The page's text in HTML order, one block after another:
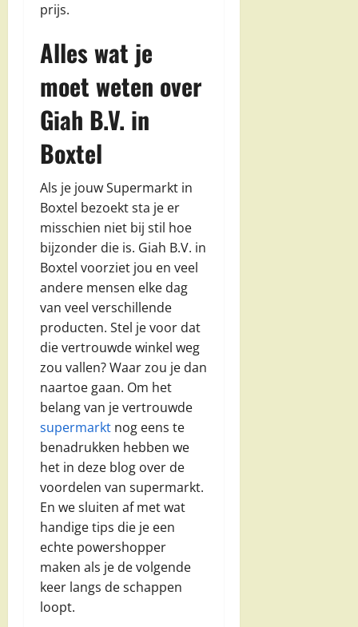
prijs.
Alles wat je
moet weten over
Giah B.V. in
Boxtel
Als je jouw Supermarkt in
Boxtel bezoekt sta je er
misschien niet bij stil hoe
bijzonder die is. Giah B.V. in
Boxtel voorziet jou en veel
andere mensen elke dag
van veel verschillende
producten. Stel je voor dat
die vertrouwde winkel weg
zou vallen? Waar zou je dan
naartoe gaan. Om het
belang van je vertrouwde
supermarkt nog eens te
benadrukken hebben we
het in deze blog over de
voordelen van supermarkt.
En we sluiten af met wat
handige tips die je een
echte powershopper
maken als je de volgende
keer langs de schappen
loopt.